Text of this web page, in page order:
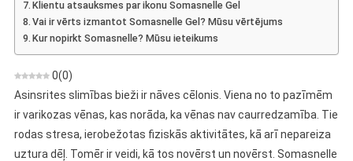
Klientu atsauksmes par ikonu Somasnelle Gel
Vai ir vērts izmantot Somasnelle Gel? Mūsu vērtējums
Kur nopirkt Somasnelle? Mūsu ieteikums
0(0)
Asinsrites slimības bieži ir nāves cēlonis. Viena no to pazīmēm
ir varikozas vēnas, kas norāda, ka vēnas nav caurredzamība. Tie
rodas stresa, ierobežotas fiziskās aktivitātes, kā arī nepareiza
uztura dēļ. Tomēr ir veidi, kā tos novērst un novērst. Somasnelle